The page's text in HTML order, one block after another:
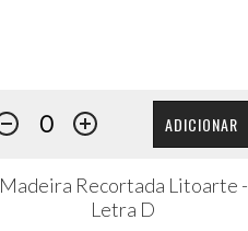
ADICIONAR
Madeira Recortada Litoarte -
Letra D